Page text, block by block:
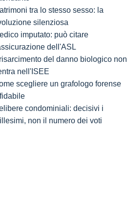
tra lo stesso sesso: la
silenziosa
imputato: può citare
dell'ASL
del danno biologico non
nell'ISEE
scegliere un grafologo forense
condominiali: decisivi i
non il numero dei voti